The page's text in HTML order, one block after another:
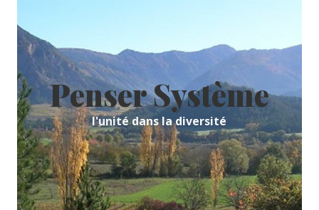
content
Penser Système
l'unité dans la diversité